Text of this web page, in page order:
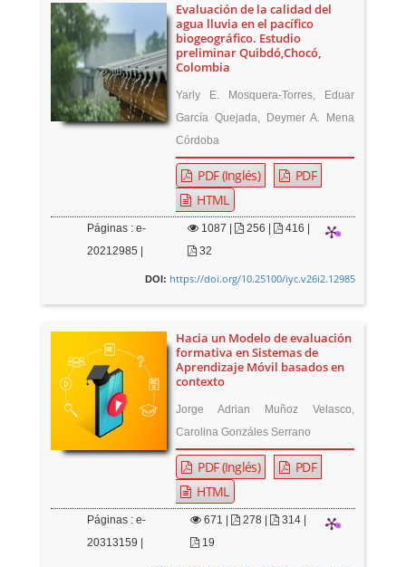
Evaluación de la calidad del
agua lluvia en el pacífico
biogeográfico. Estudio
preliminar Quibdó,Chocó,
Colombia
Yarly E. Mosquera-Torres, Eduar
García Quejada, Deymer A. Mena
Córdoba
PDF (Inglés)
PDF
HTML
Páginas : e-
20212985 |
1087 | 256 |
416 |
32
DOI: https://doi.org/10.25100/iyc.v26i2.12985
Hacia un Modelo de evaluación
formativa en Sistemas de
Aprendizaje Móvil basados en
contexto
Jorge Adrian Muñoz Velasco,
Carolina Gonzáles Serrano
PDF (Inglés)
PDF
HTML
Páginas : e-
20313159 |
671 | 278 |
314 |
19